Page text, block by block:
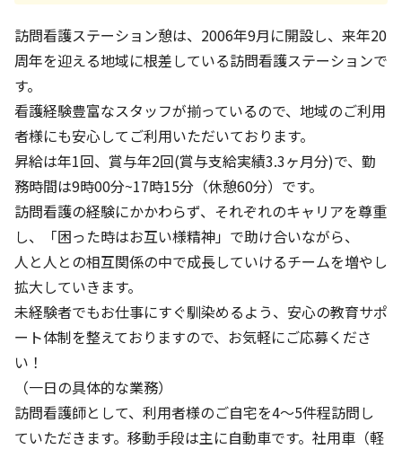
訪問看護ステーション憩は、2006年9月に開設し、来年20
周年を迎える地域に根差している訪問看護ステーションで
す。
看護経験豊富なスタッフが揃っているので、地域のご利用
者様にも安心してご利用いただいております。
昇給は年1回、賞与年2回(賞与支給実績3.3ヶ月分)で、勤
務時間は9時00分~17時15分（休憩60分）です。
訪問看護の経験にかかわらず、それぞれのキャリアを尊重
し、「困った時はお互い様精神」で助け合いながら、
人と人との相互関係の中で成長していけるチームを増やし
拡大していきます。
未経験者でもお仕事にすぐ馴染めるよう、安心の教育サポ
ート体制を整えておりますので、お気軽にご応募くださ
い！
（一日の具体的な業務）
訪問看護師として、利用者様のご自宅を4～5件程訪問し
ていただきます。移動手段は主に自動車です。社用車（軽